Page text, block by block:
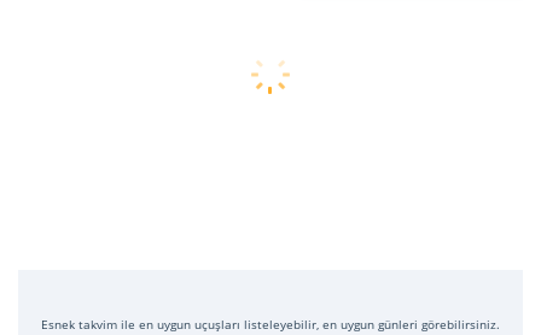
Esnek takvim ile en uygun uçuşları listeleyebilir, en uygun günleri görebilirsiniz.